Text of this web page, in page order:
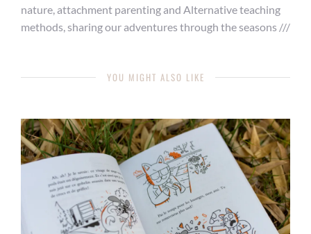
nature, attachment parenting and Alternative teaching
methods, sharing our adventures through the seasons ///
YOU MIGHT ALSO LIKE